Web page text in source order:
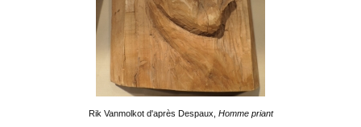
Rik Vanmolkot d'après Despaux, Homme priant